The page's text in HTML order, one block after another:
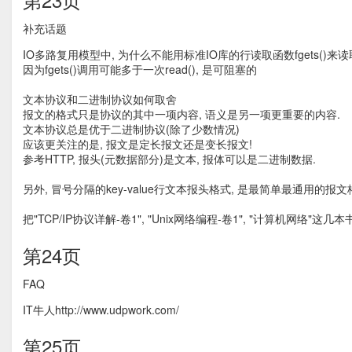
补充话题
IO多路复用模型中, 为什么不能用标准IO库的行读取函数fgets()来
因为fgets()调用可能多于一次read(), 是可阻塞的
文本协议和二进制协议如何取舍
报文的格式只是协议的其中一项内容, 语义是另一项更重要的内容.
文本协议总是优于二进制协议(除了少数情况)
应该更关注的是, 报文是定长报文还是变长报文!
参考HTTP, 报头(元数据部分)是文本, 报体可以是二进制数据.
另外, 冒号分隔的key-value行文本报头格式, 是最简单最通用的报文
把"TCP/IP协议详解-卷1", "Unix网络编程-卷1", "计算机网络"这几本
第24页
FAQ
IT牛人http://www.udpwork.com/
第25页